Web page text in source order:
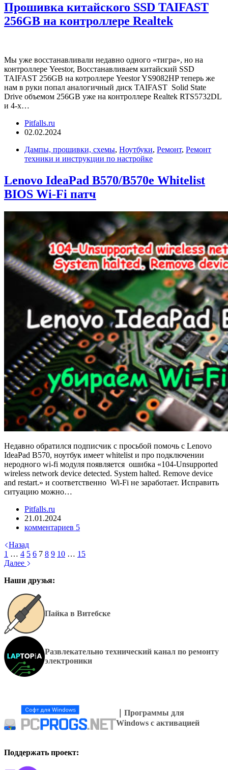
Прошивка китайского SSD TAIFAST
256GB на контроллере Realtek
Мы уже восстанавливали недавно одного «тигра», но на
контроллере Yeestor, Восстанавливаем китайский SSD
TAIFAST 256GB на котроллере Yeestor YS9082HP теперь же
нам в руки попал аналогичный диск TAIFAST Solid State
Drive объемом 256GB уже на контроллере Realtek RTS5732DL
и 4-х…
Pitfalls.ru
02.02.2024
Дампы, прошивки, схемы, Ноутбуки, Ремонт, Ремонт
техники и инструкции по настройке
Lenovo IdeaPad B570/B570e Whitelist
BIOS Wi-Fi патч
Недавно обратился подписчик с просьбой помочь с Lenovo
IdeaPad B570, ноутбук имеет whitelist и про подключении
неродного wi-fi модуля появляется ошибка «104-Unsupported
wireless network device detected. System halted. Remove device
and restart.» и соответственно Wi-Fi не заработает. Исправить
ситуацию можно…
Pitfalls.ru
21.01.2024
комментариев 5
Назад
1 … 4 5 6 7 8 9 10 … 15
Далее
Наши друзья:
Пайка в Витебске
Развлекательно технический канал по ремонту
электроники
｜Программы для
Windows с активацией
Поддержать проект: